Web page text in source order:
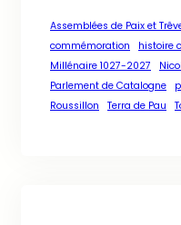
Assemblées de Paix et
commémoration
histoire
Millénaire 1027-2027
Parlement de Catalogne
Roussillon
Terra de Pau